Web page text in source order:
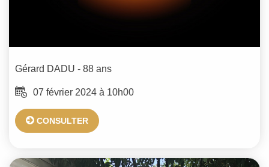
Gérard DADU - 88 ans
07 février 2024 à 10h00
CONSULTER